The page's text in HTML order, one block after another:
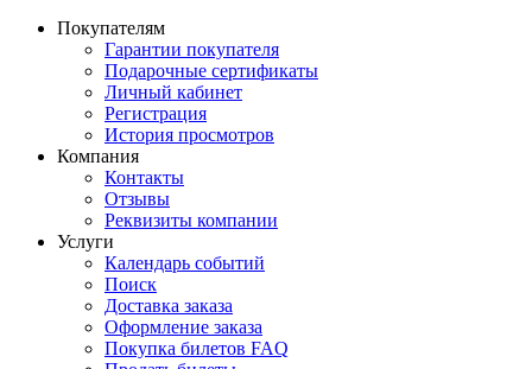
Покупателям
Гарантии покупателя
Подарочные сертификаты
Личный кабинет
Регистрация
История просмотров
Компания
Контакты
Отзывы
Реквизиты компании
Услуги
Календарь событий
Поиск
Доставка заказа
Оформление заказа
Покупка билетов FAQ